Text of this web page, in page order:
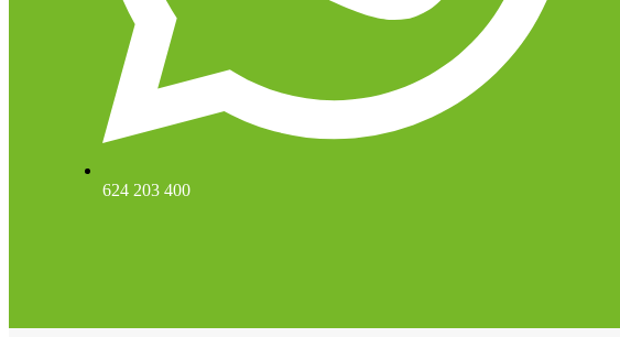
624 203 400